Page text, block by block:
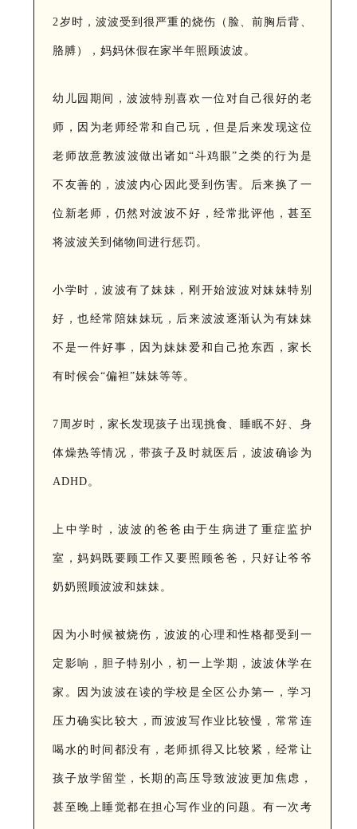
2岁时，波波受到很严重的烧伤（脸、前胸后背、
胳膊），妈妈休假在家半年照顾波波。
幼儿园期间，波波特别喜欢一位对自己很好的老
师，因为老师经常和自己玩，但是后来发现这位
老师故意教波波做出诸如“斗鸡眼”之类的行为是
不友善的，波波内心因此受到伤害。后来换了一
位新老师，仍然对波波不好，经常批评他，甚至
将波波关到储物间进行惩罚。
小学时，波波有了妹妹，刚开始波波对妹妹特别
好，也经常陪妹妹玩，后来波波逐渐认为有妹妹
不是一件好事，因为妹妹爱和自己抢东西，家长
有时候会“偏袒”妹妹等等。
7周岁时，家长发现孩子出现挑食、睡眠不好、身
体燥热等情况，带孩子及时就医后，波波确诊为
ADHD。
上中学时，波波的爸爸由于生病进了重症监护
室，妈妈既要顾工作又要照顾爸爸，只好让爷爷
奶奶照顾波波和妹妹。
因为小时候被烧伤，波波的心理和性格都受到一
定影响，胆子特别小，初一上学期，波波休学在
家。因为波波在读的学校是全区公办第一，学习
压力确实比较大，而波波写作业比较慢，常常连
喝水的时间都没有，老师抓得又比较紧，经常让
孩子放学留堂，长期的高压导致波波更加焦虑，
甚至晚上睡觉都在担心写作业的问题。有一次考